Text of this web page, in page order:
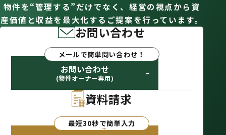
物件を“管理する”だけでなく、経営の視点から資
産価値と収益を最大化するご提案を行っています。
お問い合わせ
メールで簡単問い合わせ！
お問い合わせ
(物件オーナー専用)
資料請求
最短30秒で簡単入力